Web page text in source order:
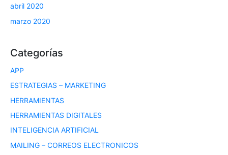
abril 2020
marzo 2020
Categorías
APP
ESTRATEGIAS – MARKETING
HERRAMIENTAS
HERRAMIENTAS DIGITALES
INTELIGENCIA ARTIFICIAL
MAILING – CORREOS ELECTRONICOS